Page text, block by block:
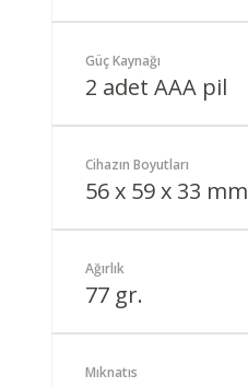
Güç Kaynağı
2 adet AAA pil
Cihazın Boyutları
56 x 59 x 33 mm
Ağırlık
77 gr.
Mıknatıs